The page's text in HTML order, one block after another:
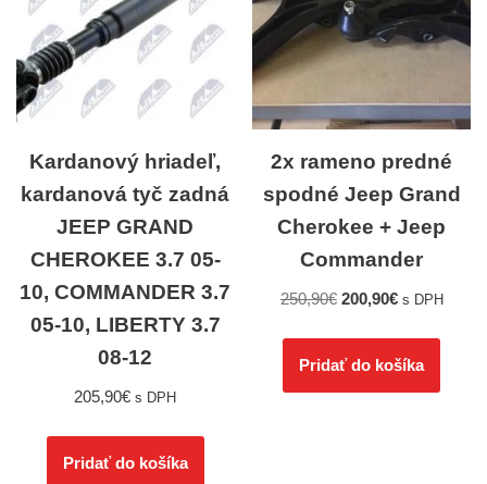
Kardanový hriadeľ,
kardanová tyč zadná
JEEP GRAND
CHEROKEE 3.7 05-
10, COMMANDER 3.7
05-10, LIBERTY 3.7
08-12
205,90€ s DPH
Pridať do košíka
2x rameno predné
spodné Jeep Grand
Cherokee + Jeep
Commander
250,90€ 200,90€ s DPH
Pridať do košíka